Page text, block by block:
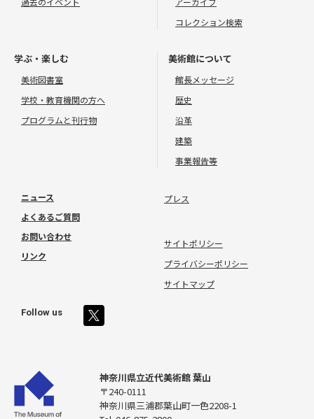
コレクション検索
学ぶ・楽しむ
美術図書室
学校・教育機関の方へ
プログラムと刊行物
美術館について
館長メッセージ
歴史
沿革
建築
事業報告等
ニュース
よくあるご質問
お問い合わせ
リンク
プレス
サイトポリシー
プライバシーポリシー
サイトマップ
Follow us
神奈川県立近代美術館 葉山
〒240-0111
神奈川県三浦郡葉山町一色2208-1